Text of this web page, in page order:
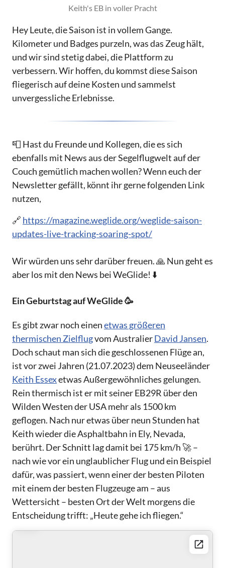
Keith's EB in voller Pracht
Hey Leute, die Saison ist in vollem Gange.
Kilometer und Badges purzeln, was das Zeug hält,
und wir sind stetig dabei, die Plattform zu
verbessern. Wir hoffen, du kommst diese Saison
fliegerisch auf deine Kosten und sammelst
unvergessliche Erlebnisse.
📮 Hast du Freunde und Kollegen, die es sich
ebenfalls mit News aus der Segelflugwelt auf der
Couch gemütlich machen wollen? Wenn euch der
Newsletter gefällt, könnt ihr gerne folgenden Link
nutzen,
🔗 https://magazine.weglide.org/weglide-saison-
updates-live-tracking-soaring-spot/
Wir würden uns sehr darüber freuen. 🙏 Nun geht es
aber los mit den News bei WeGlide! ⬇️
Ein Geburtstag auf WeGlide 🥳
Es gibt zwar noch einenetwas größeren
thermischen Zielflugvom AustralierDavid Jansen.
Doch schaut man sich die geschlossenen Flüge an,
ist vor zwei Jahren (21.07.2023) dem Neuseeländer
Keith Essexetwas Außergewöhnliches gelungen.
Rein thermisch ist er mit seiner EB29R über den
Wilden Westen der USA mehr als 1500 km
geflogen. Nach nur etwas über neun Stunden hat
Keith wieder die Asphaltbahn in Ely, Nevada,
berührt. Der Schnitt lag damit bei 175 km/h 🚀 –
nach wie vor ein unglaublicher Flug und ein Beispiel
dafür, was passiert, wenn einer der besten Piloten
mit einem der besten Flugzeuge am – aus
Wettersicht – besten Ort der Welt morgens die
Entscheidung trifft: „Heute gehe ich fliegen.“